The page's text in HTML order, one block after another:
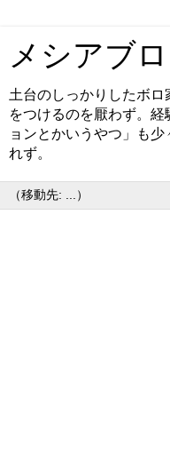
メシアブ
土台のしっかりしたボ
をつけるのを厭わず。
ョンとかいうやつ」も
れず。